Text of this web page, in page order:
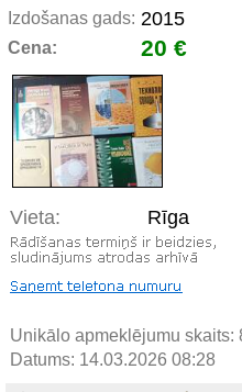
Izdošanas gads: 2015
Cena: 20 €
Vieta: Rīga
Unikālo apmeklējumu skaits:
Datums: 14.03.2026 08:28